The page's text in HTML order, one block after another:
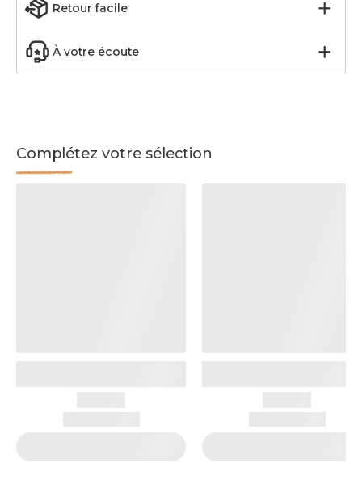
Retour facile
À votre écoute
Complétez votre sélection